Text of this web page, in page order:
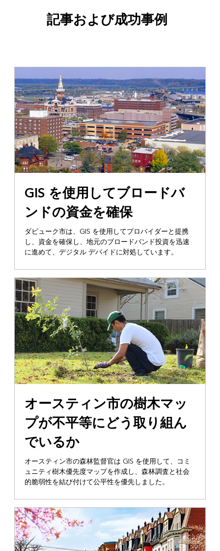
記事および成功事例
GIS を使用してブロードバ
ンドの資金を確保
ダビューク市は、GIS を使用してプロバイダーと提携
し、資金を確保し、地元のブロードバンド投資を迅速
に進めて、デジタル デバイドに対処しています。
オースティン市の樹木マッ
プが不平等にどう取り組ん
でいるか
オースティン市の森林監督官は GIS を使用して、コミ
ュニティ樹木優先度マップを作成し、森林調査と社会
的脆弱性を結び付けて公平性を優先しました。